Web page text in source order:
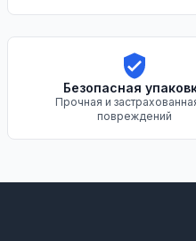
Безопасная
Прочная и
повреждений